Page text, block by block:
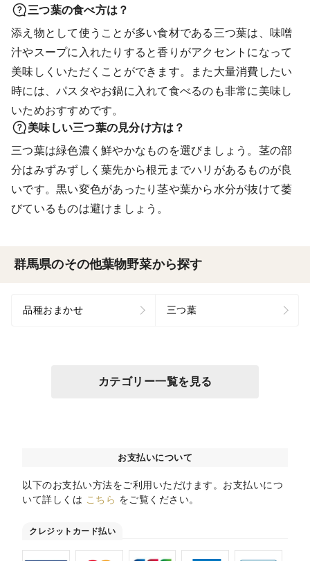
三つ葉の食べ方は？
添え物として使うことが多い食材である三つ葉は、味噌
汁やスープに入れたりすると香りがアクセントになって
美味しくいただくことができます。また大量消費したい
時には、パスタやお鍋に入れて食べるのも非常に美味し
いためおすすめです。
美味しい三つ葉の見分け方は？
三つ葉は緑色濃く鮮やかなものを選びましょう。茎の部
分はみずみずしく葉先から根元までハリがあるものが良
いです。黒い変色があったり茎や葉から水分が抜けて萎
びているものは避けましょう。
群馬県のその他葉物野菜から探す
品種おまかせ 三つ葉
カテゴリー一覧を見る
お支払いについて
以下のお支払い方法をご利用いただけます。お支払いにつ
いて詳しくは こちら をご覧ください。
クレジットカード払い